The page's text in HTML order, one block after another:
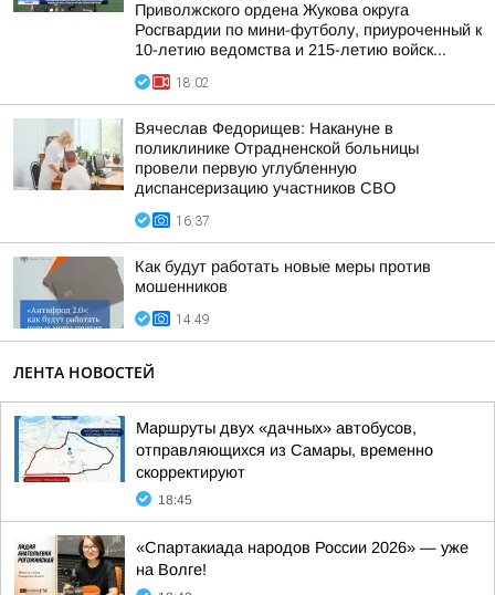
Приволжского ордена Жукова округа
Росгвардии по мини-футболу, приуроченный к
10-летию ведомства и 215-летию войск...
18:02
Вячеслав Федорищев: Накануне в
поликлинике Отрадненской больницы
провели первую углубленную
диспансеризацию участников СВО
16:37
Как будут работать новые меры против
мошенников
14:49
ЛЕНТА НОВОСТЕЙ
Маршруты двух «дачных» автобусов,
отправляющихся из Самары, временно
скорректируют
18:45
«Спартакиада народов России 2026» — уже
на Волге!